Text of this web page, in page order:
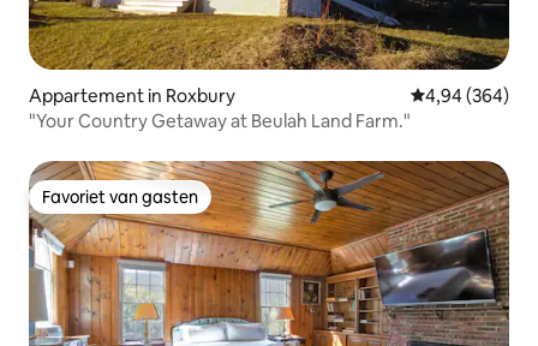
Appartement in Roxbury Gemiddelde
4,94 (364)
"Your Country Getaway at Beulah Land Farm."
Favoriet van gasten
Favoriet van gasten